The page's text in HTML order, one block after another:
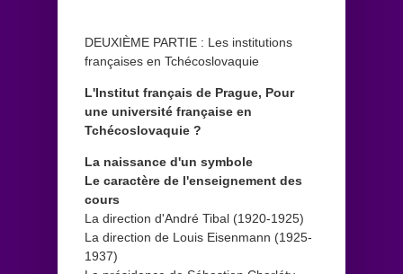
DEUXIÈME PARTIE : Les institutions
françaises en Tchécoslovaquie
L'Institut français de Prague, Pour
une université française en
Tchécoslovaquie ?
La naissance d'un symbole
Le caractère de l'enseignement des
cours
La direction d'André Tibal (1920-1925)
La direction de Louis Eisenmann (1925-
1937)